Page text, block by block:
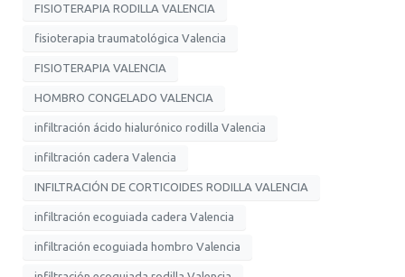
FISIOTERAPIA RODILLA VALENCIA
fisioterapia traumatológica Valencia
FISIOTERAPIA VALENCIA
HOMBRO CONGELADO VALENCIA
infiltración ácido hialurónico rodilla Valencia
infiltración cadera Valencia
INFILTRACIÓN DE CORTICOIDES RODILLA VALENCIA
infiltración ecoguiada cadera Valencia
infiltración ecoguiada hombro Valencia